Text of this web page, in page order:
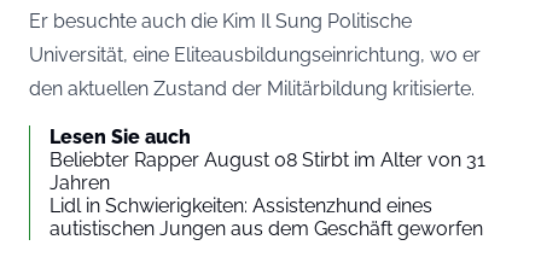
Er besuchte auch die Kim Il Sung Politische
Universität, eine Eliteausbildungseinrichtung, wo er
den aktuellen Zustand der Militärbildung kritisierte.
Lesen Sie auch
Beliebter Rapper August 08 Stirbt im Alter von 31
Jahren
Lidl in Schwierigkeiten: Assistenzhund eines
autistischen Jungen aus dem Geschäft geworfen